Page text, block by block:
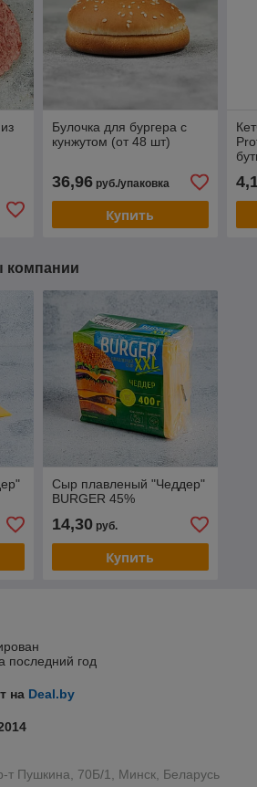
Булочка для бургера с
кунжутом (от 48 шт)
36,96руб./упаковка
Купить
компании
Сыр плавленый "Чеддер"
BURGER 45%
14,30руб.
Купить
последний год
на Deal.by
т Пушкина, 70Б/1, Минск, Беларусь